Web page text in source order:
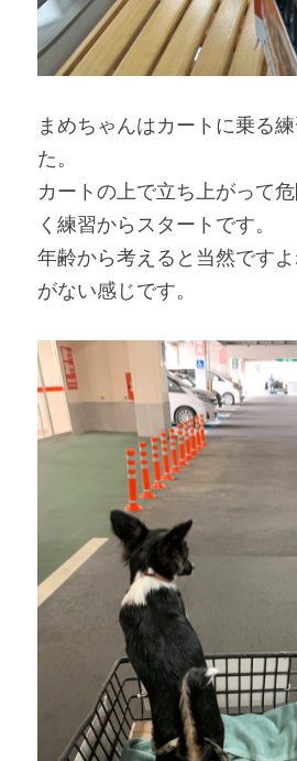
まめちゃんはカートに乗る
た。
カートの上で立ち上がって
く練習からスタートです。
年齢から考えると当然です
がない感じです。